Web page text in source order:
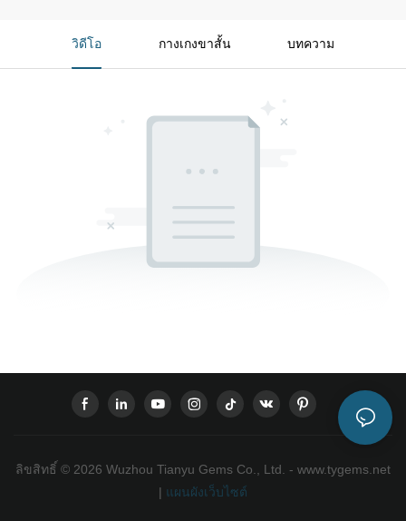
วิดีโอ กางเกงขาสั้น บทความ
ลิขสิทธิ์ © 2026 Wuzhou Tianyu Gems Co., Ltd. - www.tygems.net
| แผนผังเว็บไซต์